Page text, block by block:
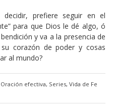
prefiere seguir en el
para que Dios le dé algo, ó
y va a la presencia de
corazón de poder y cosas
al mundo?
Oración efectiva, Series, Vida de Fe